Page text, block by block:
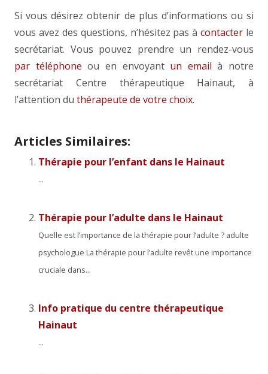
Si vous désirez obtenir de plus d’informations ou si
vous avez des questions, n’hésitez pas àcontacter le
secrétariat. Vous pouvez prendre un rendez-vous
par téléphone ou en envoyantun email à notre
secrétariat Centre thérapeutique Hainaut, à
l’attention du thérapeute de votre choix.
Articles Similaires:
Thérapie pour l’enfant dans le Hainaut
...
Thérapie pour l’adulte dans le Hainaut
Quelle est l’importance de la thérapie pour l’adulte ? adulte
psychologue La thérapie pour l’adulte revêt une importance
cruciale dans...
Info pratique du centre thérapeutique
Hainaut
...